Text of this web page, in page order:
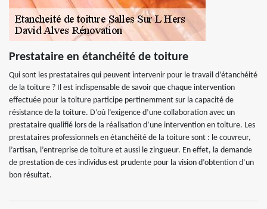
Prestataire en étanchéité de toiture
Qui sont les prestataires qui peuvent intervenir pour le travail d’étanchéité
de la toiture ? Il est indispensable de savoir que chaque intervention
effectuée pour la toiture participe pertinemment sur la capacité de
résistance de la toiture. D’où l’exigence d’une collaboration avec un
prestataire qualifié lors de la réalisation d’une intervention en toiture. Les
prestataires professionnels en étanchéité de la toiture sont : le couvreur,
l’artisan, l’entreprise de toiture et aussi le zingueur. En effet, la demande
de prestation de ces individus est prudente pour la vision d’obtention d’un
bon résultat.